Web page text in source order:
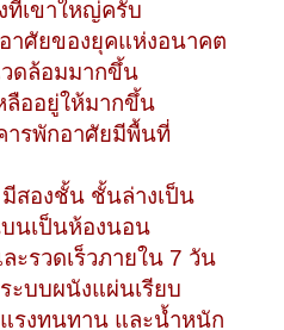
ที่เขาใหญ่ครับ
าศัยของยุคแห่งอนาคต
ดล้อมมากขึ้น
ลืออยู่ให้มากขึ้น
ารพักอาศัยมีพื้นที่
มีสองชั้น ชั้นล่างเป็น
นเป็นห้องนอน
ะรวดเร็วภายใน 7 วัน
ะบบผนังแผ่นเรียบ
รงทนทาน และน้ำหนัก